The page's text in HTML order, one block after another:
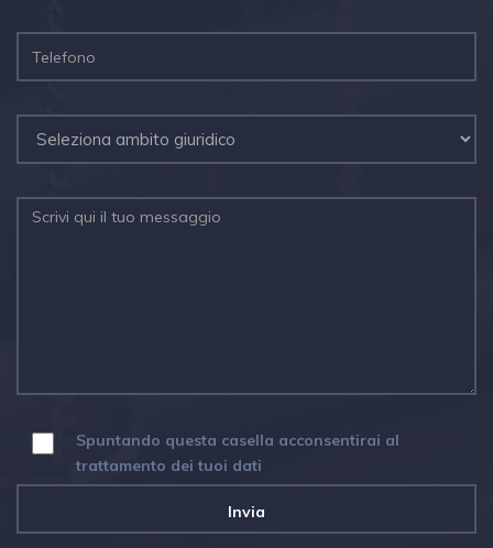
Spuntando questa casella acconsentirai al
trattamento dei tuoi dati